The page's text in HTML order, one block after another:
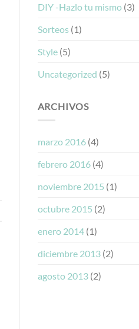
DIY -Hazlo tu mismo(3)
Sorteos (1)
Style(5)
Uncategorized (5)
ARCHIVOS
marzo 2016(4)
febrero 2016(4)
noviembre 2015 (1)
octubre 2015 (2)
enero 2014(1)
diciembre 2013(2)
agosto 2013(2)